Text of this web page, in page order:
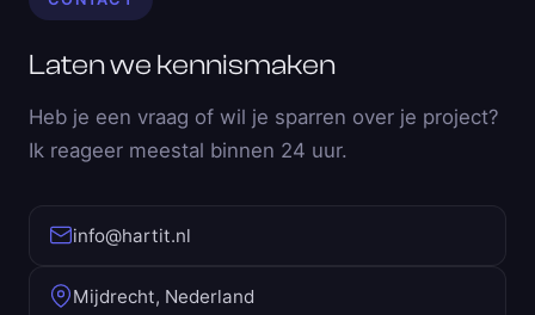
Laten we kennismaken
Heb je een vraag of wil je sparren over je project?
Ik reageer meestal binnen 24 uur.
info@hartit.nl
Mijdrecht, Nederland